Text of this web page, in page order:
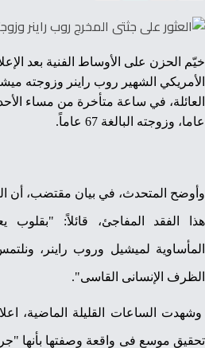
خيّم الحزن على الأوساط الفنية بعد
الأمريكي الشهير روب راينر وزوجته
عاما، وزوجته البالغة 67 عاماً.
وأوضح المتحدث، في بيان مقتضب، أن
هذا الفقد المفاجئ، قائلاً: "بقلوب
المأساوية لميشيل وروب راينر،
الظرف الإنسانى القاسى".
وشهدت الساعات القليلة الماضية،
تحقيق موسع فى واقعة وصفتها بأنها